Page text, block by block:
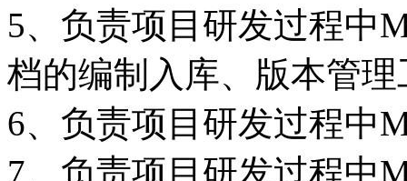
5、负责项目研发过程中
档的编制入库、版本管理
6、负责项目研发过程中
7、负责项目研发过程中